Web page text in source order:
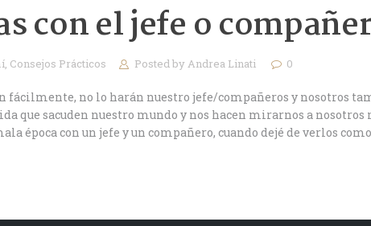
con el jefe o
, Consejos Prácticos Posted byAndrea Linati 0
fácilmente, no lo harán nuestro jefe/compañeros y nosotros
que sacuden nuestro mundo y nos hacen mirarnos a
época con un jefe y un compañero, cuando dejé de verlos